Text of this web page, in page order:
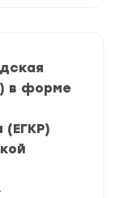
в форме
(ЕГКР)